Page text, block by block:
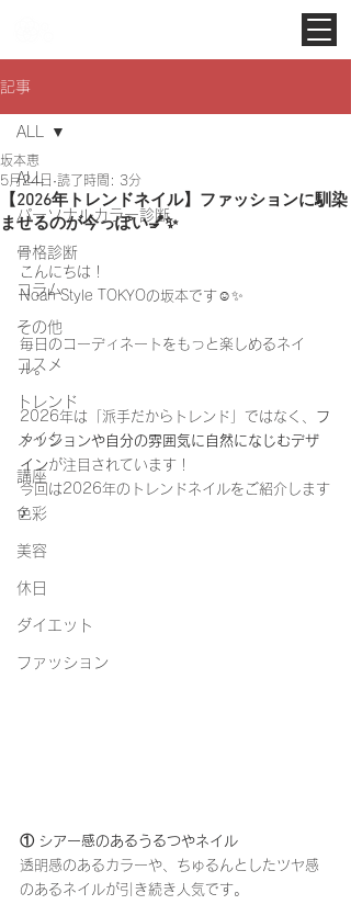
記事
ALL
パーソナルカラー診断
骨格診断
コラム
その他
コスメ
トレンド
メイク
講座
色彩
美容
休日
ダイエット
ファッション
ALL
【2026年トレンドネイル】ファッションに馴染
ませるのが今っぽい💅✨️
坂本恵
5月24日 読了時間: 3分
こんにちは！
Noah Style TOKYOの坂本です☺️✨️
毎日のコーディネートをもっと楽しめるネイ
ル。
2026年は「派手だからトレンド」ではなく、 フ
ァッションや自分の雰囲気に自然になじむデザ
インが注目されています！
今回は2026年のトレンドネイルをご紹介します
♪
① シアー感のあるうるつやネイル
透明感のあるカラーや、ちゅるんとしたツヤ感
のあるネイルが引き続き人気です。